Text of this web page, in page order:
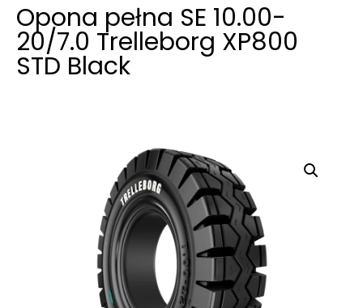
Opona pełna SE 10.00-
20/7.0 Trelleborg XP800
STD Black